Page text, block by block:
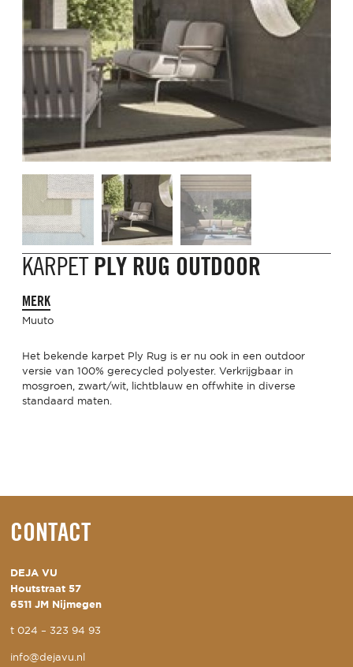
KARPET PLY RUG OUTDOOR
MERK
Muuto
Het bekende karpet Ply Rug is er nu ook in een outdoor
versie van 100% gerecycled polyester. Verkrijgbaar in
mosgroen, zwart/wit, lichtblauw en offwhite in diverse
standaard maten.
CONTACT
DEJA VU
Houtstraat 57
6511 JM Nijmegen
t024 – 323 94 93
info@dejavu.nl